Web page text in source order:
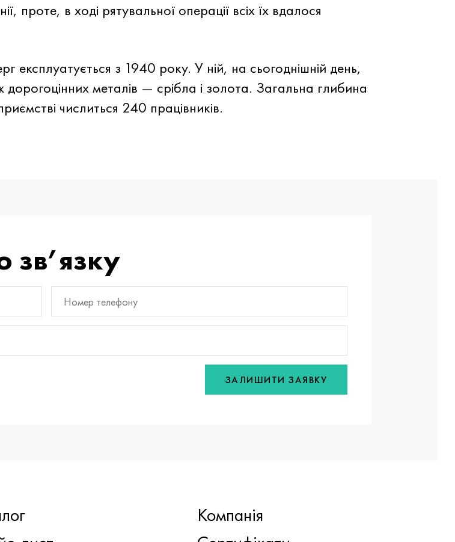
проте, в ході рятувальної операції всіх їх вдалося
з 1940 року. У ній, на сьогоднішній день,
металів — срібла і золота. Загальна глибина
числиться 240 працівників.
ЗАЛИШИТИ ЗАЯВКУ
Компанія